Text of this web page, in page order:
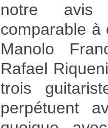
notre
comparable à
Manolo
Rafael
trois
perpétuent